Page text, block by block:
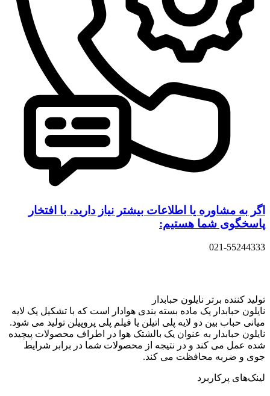
اگر به مشاوره یا اطلاعات بیشتر نیاز دارید، با افتخار
پاسخگوی شما هستیم:
021-55244333
تولید کننده برتر نایلون حبابدار
نایلون حبابدار یک ماده بسته بندی هوادار است که با تشکیل یک لایه
میانی حباب بین دو لایه پلی اتیلن یا فیلم پلی پروپیلن تولید می شود.
نایلون حبابدار به عنوان یک بالشتک هوا در اطراف محصولات پیچیده
شده عمل می کند و در نتیجه از محصولات شما در برابر شرایط
جوی و ضربه محافظت می کند.
لینک‌های پرکاربرد